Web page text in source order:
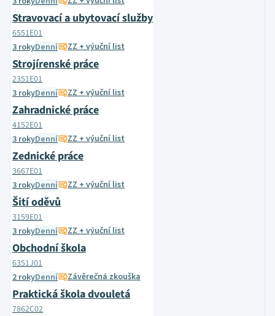
Stravovací a ubytovací služby
6551E01
3 rokyDenní ZZ + výuční list
Strojírenské práce
2351E01
3 rokyDenní ZZ + výuční list
Zahradnické práce
4152E01
3 rokyDenní ZZ + výuční list
Zednické práce
3667E01
3 rokyDenní ZZ + výuční list
Šití oděvů
3159E01
3 rokyDenní ZZ + výuční list
Obchodní škola
6351J01
2 rokyDenní Závěrečná zkouška
Praktická škola dvouletá
7862C02